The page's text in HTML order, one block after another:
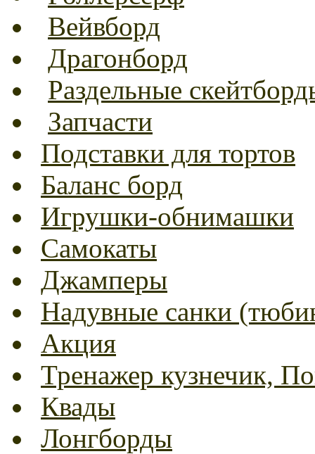
Вейвборд
Драгонборд
Раздельные
Запчасти
Подставки для тортов
Баланс борд
Игрушки-обнимашки
Самокаты
Джамперы
Надувные санки
Акция
Тренажер кузнечик,
Квады
Лонгборды